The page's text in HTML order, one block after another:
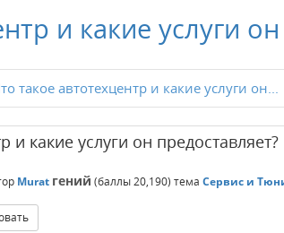
и какие услуги
такое автотехцентр и какие услуги он...
и какие услуги он предоставляет?
Murat гений (баллы20,190) тема Сервис и